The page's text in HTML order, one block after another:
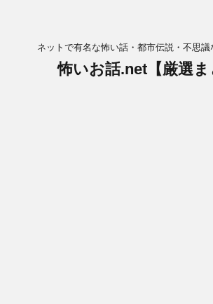
ネットで有名な怖い話・都市伝説・不思
怖いお話.net【厳選ま